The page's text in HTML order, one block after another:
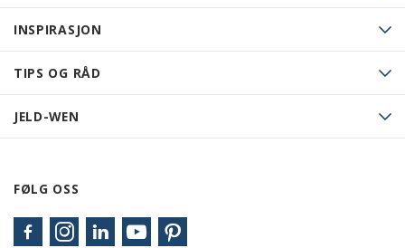
INSPIRASJON
TIPS OG RÅD
JELD-WEN
FØLG OSS